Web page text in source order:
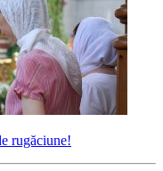
rugăciune!